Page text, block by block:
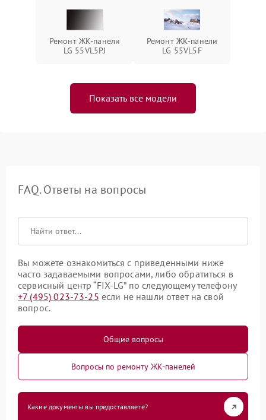
Ремонт ЖК-панели
LG 55VL5PJ
Ремонт ЖК-панели
LG 55VL5F
Показать все модели
FAQ. Ответы на вопросы
Вы можете ознакомиться с приведенными ниже
часто задаваемыми вопросами, либо обратиться в
сервисный центр “FIX-LG” по следующему телефону
+7 (495) 023-73-25 если не нашли ответ на свой
вопрос.
Общие вопросы
Вопросы по ремонту ЖК-панелей
Какие документы вы предоставляете?